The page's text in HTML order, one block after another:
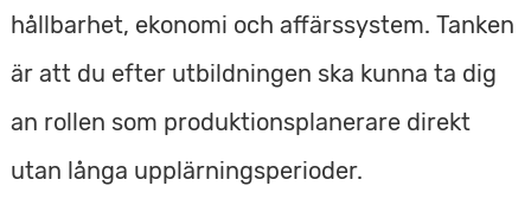
hållbarhet, ekonomi och affärssystem. Tanken
är att du efter utbildningen ska kunna ta dig
an rollen som produktionsplanerare direkt
utan långa upplärningsperioder.